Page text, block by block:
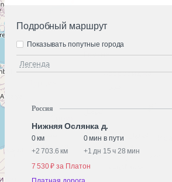
Подробный маршрут
Легенда
Показывать попутные города
Россия
Нижняя Ослянка д.
0 км
0 мин в пути
+2 703.6 км +1 дн 15 ч 28 мин
7 530 ₽ за Платон